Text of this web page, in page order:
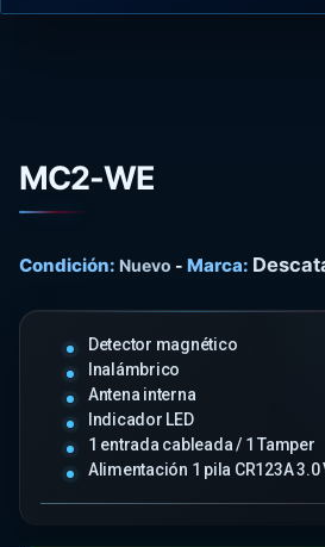
MC2-WE
Condición: Nuevo - Marca:
Detector magnético
Inalámbrico
Antena interna
Indicador LED
1 entrada cableada / 1 Tamper
Alimentación 1 pila CR123A 3.0